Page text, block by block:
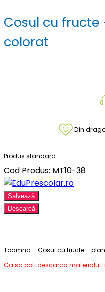
Cosul cu fructe
colorat
Din
Produs standard
Cod Produs: MT10-38
Salvează
Descarcă
Toamna – Cosul cu fructe –
Ca sa poti descarca materialul